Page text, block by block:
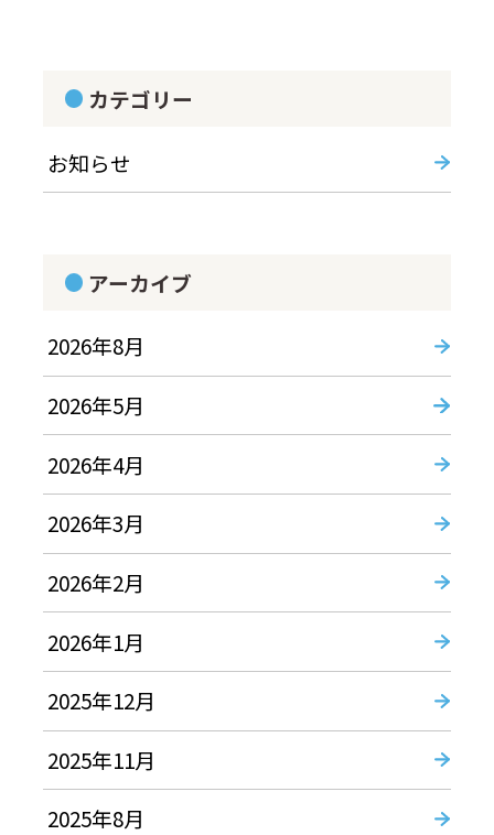
カテゴリー
お知らせ
アーカイブ
2026年8月
2026年5月
2026年4月
2026年3月
2026年2月
2026年1月
2025年12月
2025年11月
2025年8月